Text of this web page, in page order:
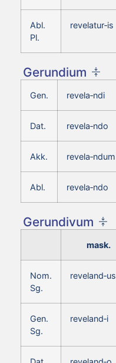
Abl.
Pl.
revelatur‑is
Gerundium
Gen. revela‑ndi
Dat. revela‑ndo
Akk. revela‑ndum
Abl. revela‑ndo
Gerundivum
mask.
Nom.
Sg.
reveland‑us
Gen.
Sg.
reveland‑i